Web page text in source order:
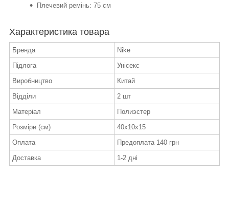
Плечевий ремінь: 75 см
Характеристика товара
Бренда
Nike
Підлога
Унісекс
Виробництво
Китай
Відділи
2 шт
Матеріал
Полиэстер
Розміри (см)
40х10х15
Оплата
Предоплата 140 грн
Доставка
1-2 дні